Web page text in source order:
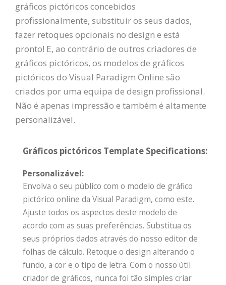
gráficos pictóricos concebidos
profissionalmente, substituir os seus dados,
fazer retoques opcionais no design e está
pronto! E, ao contrário de outros criadores de
gráficos pictóricos, os modelos de gráficos
pictóricos do Visual Paradigm Online são
criados por uma equipa de design profissional.
Não é apenas impressão e também é altamente
personalizável.
Gráficos pictóricos Template Specifications:
Personalizável:
Envolva o seu público com o modelo de gráfico
pictórico online da Visual Paradigm, como este.
Ajuste todos os aspectos deste modelo de
acordo com as suas preferências. Substitua os
seus próprios dados através do nosso editor de
folhas de cálculo. Retoque o design alterando o
fundo, a cor e o tipo de letra. Com o nosso útil
criador de gráficos, nunca foi tão simples criar